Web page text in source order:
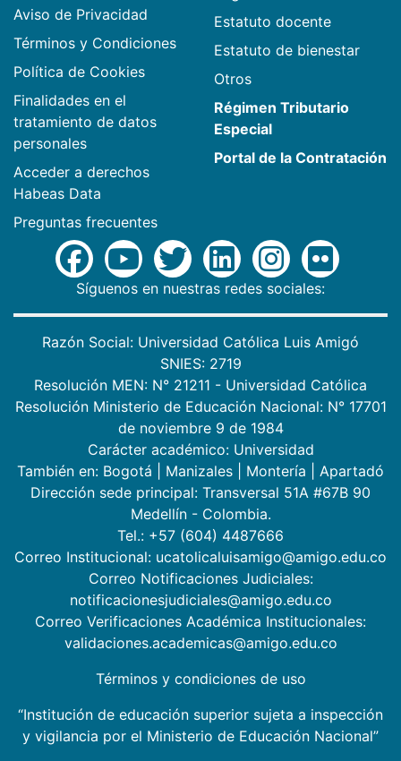
Aviso de Privacidad
Términos y Condiciones
Política de Cookies
Finalidades en el
tratamiento de datos
personales
Acceder a derechos
Habeas Data
Preguntas frecuentes
Estatuto docente
Estatuto de bienestar
Otros
Régimen Tributario
Especial
Portal de la Contratación
Síguenos en nuestras redes sociales:
Razón Social: Universidad Católica Luis Amigó
SNIES: 2719
Resolución MEN: N° 21211 - Universidad Católica
Resolución Ministerio de Educación Nacional: N° 17701
de noviembre 9 de 1984
Carácter académico: Universidad
También en: Bogotá Manizales Montería
Apartadó
Dirección sede principal: Transversal 51A #67B 90
Medellín - Colombia.
Tel.: +57 (604) 4487666
Correo Institucional: ucatolicaluisamigo@amigo.edu.co
Correo Notificaciones Judiciales:
notificacionesjudiciales@amigo.edu.co
Correo Verificaciones Académica Institucionales:
validaciones.academicas@amigo.edu.co
Términos y condiciones de uso
“Institución de educación superior sujeta a inspección
y vigilancia por el Ministerio de Educación Nacional”